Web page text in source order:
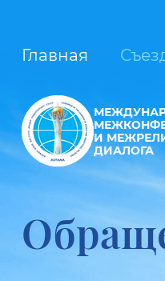
Главная
И
ДИАЛОГА